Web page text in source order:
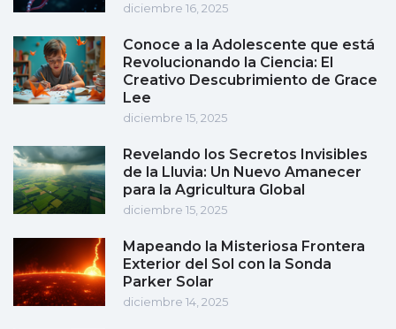
diciembre 16, 2025
Conoce a la Adolescente que está
Revolucionando la Ciencia: El
Creativo Descubrimiento de Grace
Lee
diciembre 15, 2025
Revelando los Secretos Invisibles
de la Lluvia: Un Nuevo Amanecer
para la Agricultura Global
diciembre 15, 2025
Mapeando la Misteriosa Frontera
Exterior del Sol con la Sonda
Parker Solar
diciembre 14, 2025